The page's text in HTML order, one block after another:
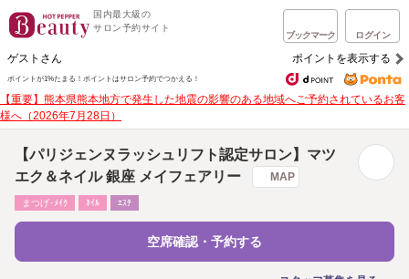
国内最大級の
サロン予約サイト
ブックマーク ログイン
ゲストさん ポイントを表示する
ポイントが1%たまる！ ポイントはサロン予約でつかえる！
【重要】熊本県熊本地方で発生した地震の影響のある地域へご予約されているお客
様へ（2026年7月28日）
【パリジェンヌラッシュリフト認定サロン】マツ
エク＆ネイル 銀座 メイフェアリー
MAP
まつげ･ﾒｲｸ ﾈｲﾙ ｴｽﾃ
空席確認・予約する